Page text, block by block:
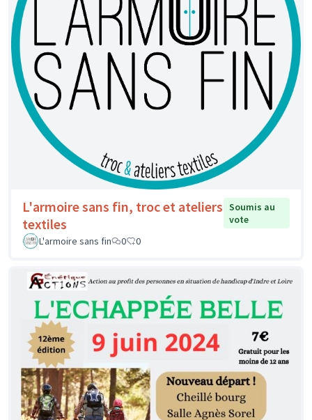
L'armoire sans fin, troc et ateliers
textiles
Soumis au
vote
L'armoire sans fin
0 0